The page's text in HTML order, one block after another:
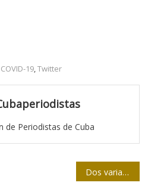
COVID-19, Twitter
de Periodistas de Cuba
Dos variantes se han fusionado en un coronavirus muy mutado